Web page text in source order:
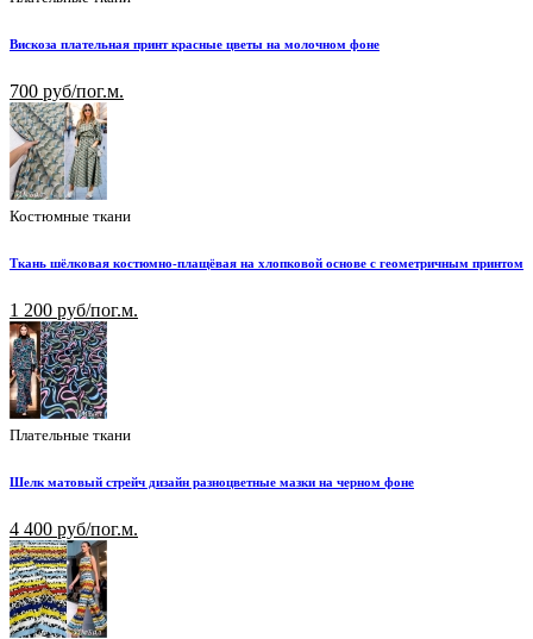
Вискоза плательная принт красные цветы на молочном фоне
700 руб/пог.м.
Костюмные ткани
Ткань шёлковая костюмно-плащёвая на хлопковой основе с геометричным принтом
1 200 руб/пог.м.
Плательные ткани
Шелк матовый стрейч дизайн разноцветные мазки на черном фоне
4 400 руб/пог.м.